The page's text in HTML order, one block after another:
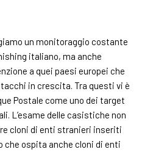
un monitoraggio costante
italiano, ma anche
a quei paesi europei che
in crescita. Tra questi vi è
Postale come uno dei target
L’esame delle casistiche non
cloni di enti stranieri inseriti
che ospita anche cloni di enti